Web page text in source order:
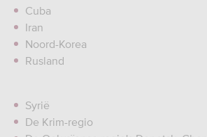
Cuba
Iran
Noord-Korea
Rusland
Syrië
De Krim-regio